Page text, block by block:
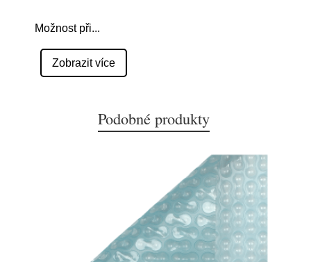
Možnost při...
Zobrazit více
Podobné produkty